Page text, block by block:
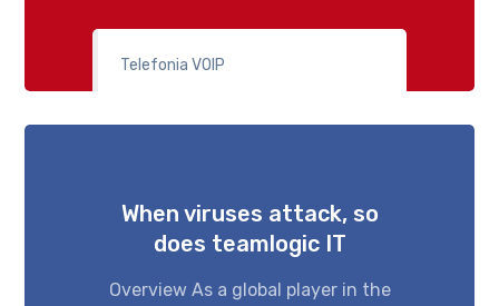
Telefonia VOIP
When viruses attack, so
does teamlogic IT
Overview As a global player in the